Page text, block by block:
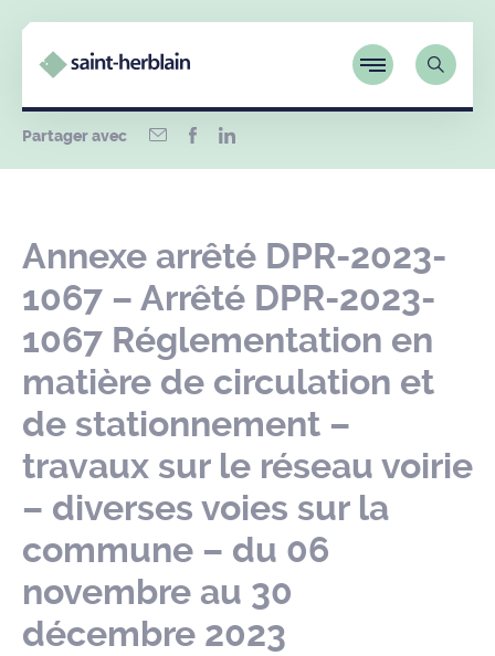
Partager avec
Annexe arrêté DPR-2023-
1067 – Arrêté DPR-2023-
1067 Réglementation en
matière de circulation et
de stationnement –
travaux sur le réseau voirie
– diverses voies sur la
commune – du 06
novembre au 30
décembre 2023